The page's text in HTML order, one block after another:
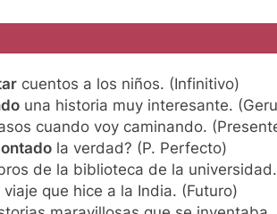
cuentos a los niños. (Infinitivo)
una historia muy interesante.
cuando voy caminando.
la verdad? (P. Perfecto)
de la biblioteca de la
que hice a la India. (Futuro)